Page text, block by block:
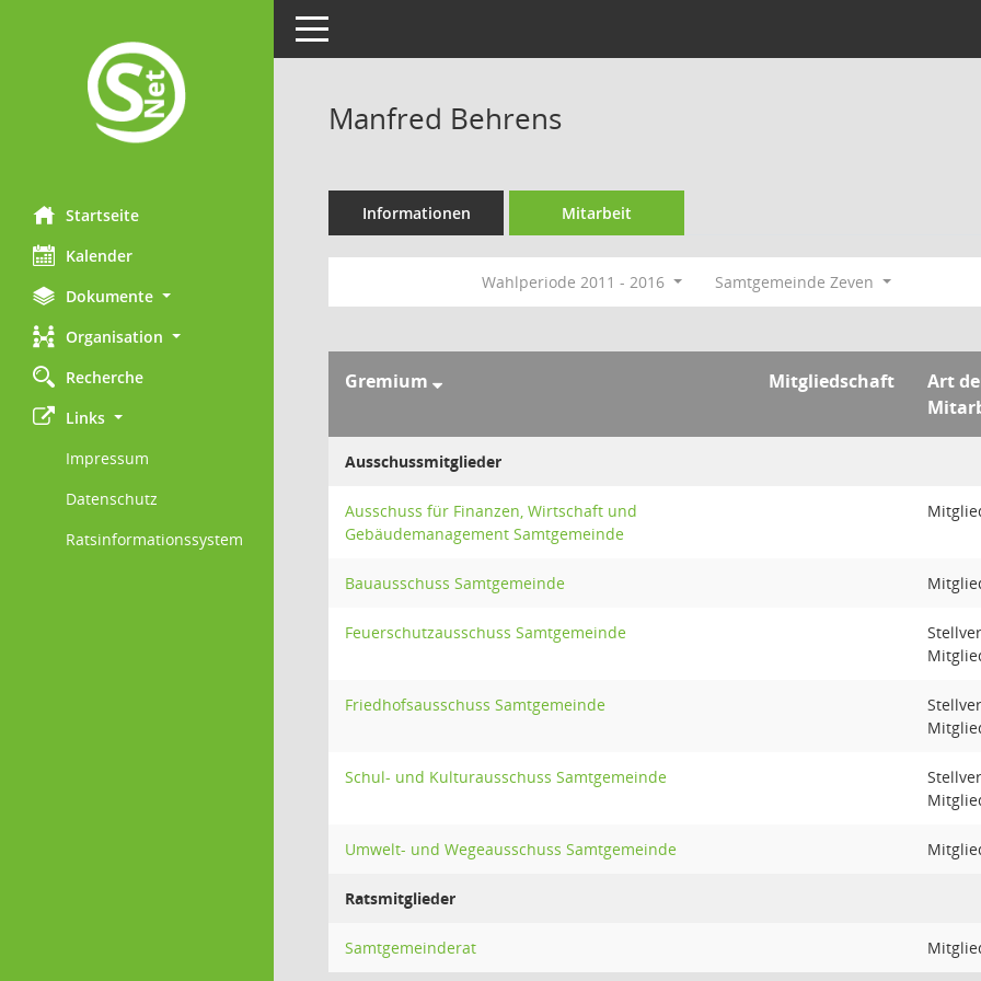
Startseite
Kalender
Dokumente
Organisation
Recherche
Links
Impressum
Datenschutz
Ratsinformationssystem
Toggle navigation
Manfred Behrens
Informationen Mitarbeit
Wahlperiode 2011 - 2016 Samtgemeinde Zeven
Gremium Mitgliedschaft
Art
Ausschussmitglieder
Ausschuss für Finanzen, Wirtschaft und
Gebäudemanagement Samtgemeinde
Bauausschuss Samtgemeinde
Feuerschutzausschuss Samtgemeinde
Friedhofsausschuss Samtgemeinde
Schul- und Kulturausschuss Samtgemeinde
Umwelt- und Wegeausschuss Samtgemeinde
Ratsmitglieder
Samtgemeinderat